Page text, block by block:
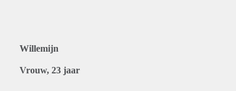
Willemijn
Vrouw, 23 jaar